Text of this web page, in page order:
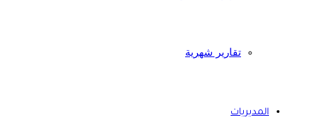
تقارير شهرية
المديريات